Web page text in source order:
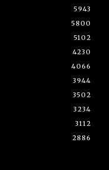
5943
5800
5102
4230
4066
3944
3502
3234
3112
2886